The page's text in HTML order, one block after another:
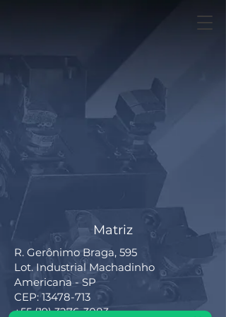
Matriz
R. Gerônimo Braga, 595
Lot. Industrial Machadinho
Americana - SP
CEP:13478-713
+55 (19) 3276-3083